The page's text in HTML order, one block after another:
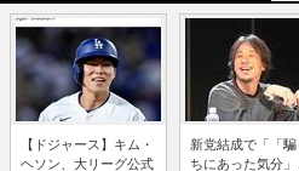
【ドジャース】キム・
ヘソン、大リーグ公式
新党結成で「「
ちにあった気分